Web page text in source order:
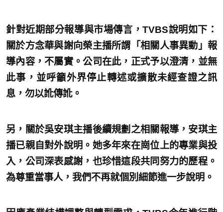
針對近期部分報導與市場傳言，TVBS說明如下：
關於方念華與謝向榮主播所謂「相關人事異動」報
導內容，不屬實。公司在此，正式予以澄清，並無
此事，並呼籲外界停止轉述或擴散未經查證之訊
息，勿以訛傳訛。
另，關於吳安琪主播後續規劃之相關報導，安琪主
播已親自對外說明。她多年來在崗位上的專業與投
入，公司深表感謝，也珍惜這段共同努力的歷程。
為尊重當事人，我們不再就個別細節進一步說明。